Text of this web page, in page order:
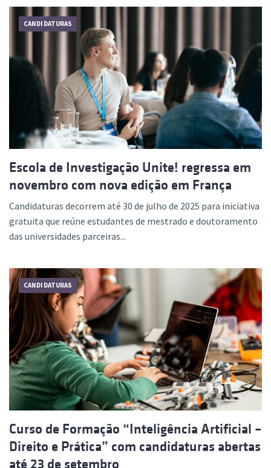
CANDIDATURAS
Escola de Investigação Unite! regressa em
novembro com nova edição em França
Candidaturas decorrem até 30 de julho de 2025 para iniciativa
gratuita que reúne estudantes de mestrado e doutoramento
das universidades parceiras...
CANDIDATURAS
Curso de Formação “Inteligência Artificial –
Direito e Prática” com candidaturas abertas
até 23 de setembro